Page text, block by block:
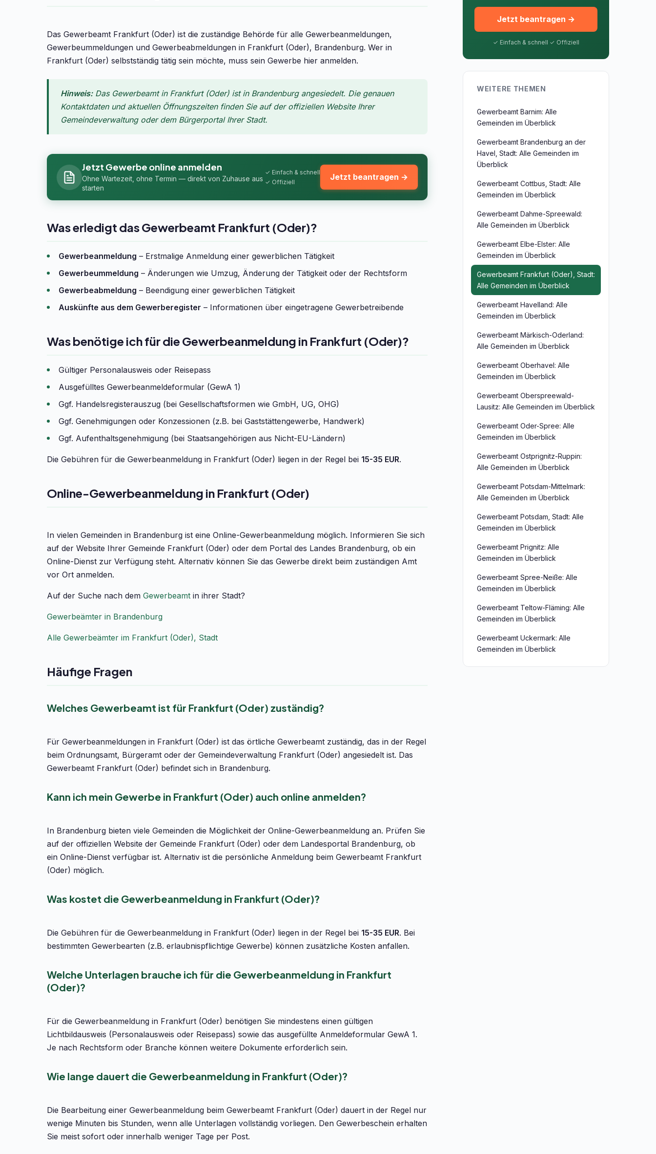
Das Gewerbeamt Frankfurt (Oder) ist die zuständige Behörde für alle Gewerbeanmeldungen,
Gewerbeummeldungen und Gewerbeabmeldungen in Frankfurt (Oder), Brandenburg. Wer in
Frankfurt (Oder) selbstständig tätig sein möchte, muss sein Gewerbe hier anmelden.
Hinweis:Das Gewerbeamt in Frankfurt (Oder) ist in Brandenburg angesiedelt. Die genauen
Kontaktdaten und aktuellen Öffnungszeiten finden Sie auf der offiziellen Website Ihrer
Gemeindeverwaltung oder dem Bürgerportal Ihrer Stadt.
Jetzt Gewerbe online anmelden
Ohne Wartezeit, ohne Termin — direkt von Zuhause aus
starten
✓ Einfach & schnell
✓ Offiziell
Jetzt beantragen →
Was erledigt das Gewerbeamt Frankfurt (Oder)?
Gewerbeanmeldung – Erstmalige Anmeldung einer gewerblichen Tätigkeit
Gewerbeummeldung – Änderungen wie Umzug, Änderung der Tätigkeit oder der Rechtsform
Gewerbeabmeldung – Beendigung einer gewerblichen Tätigkeit
Auskünfte aus dem Gewerberegister – Informationen über eingetragene Gewerbetreibende
Was benötige ich für die Gewerbeanmeldung in Frankfurt (Oder)?
Gültiger Personalausweis oder Reisepass
Ausgefülltes Gewerbeanmeldeformular (GewA 1)
Ggf. Handelsregisterauszug (bei Gesellschaftsformen wie GmbH, UG, OHG)
Ggf. Genehmigungen oder Konzessionen (z.B. bei Gaststättengewerbe, Handwerk)
Ggf. Aufenthaltsgenehmigung (bei Staatsangehörigen aus Nicht-EU-Ländern)
Die Gebühren für die Gewerbeanmeldung in Frankfurt (Oder) liegen in der Regel bei 15-35 EUR.
Online-Gewerbeanmeldung in Frankfurt (Oder)
In vielen Gemeinden in Brandenburg ist eine Online-Gewerbeanmeldung möglich. Informieren Sie sich
auf der Website Ihrer Gemeinde Frankfurt (Oder) oder dem Portal des Landes Brandenburg, ob ein
Online-Dienst zur Verfügung steht. Alternativ können Sie das Gewerbe direkt beim zuständigen Amt
vor Ort anmelden.
Auf der Suche nach dem Gewerbeamt in ihrer Stadt?
Gewerbeämter in Brandenburg
Alle Gewerbeämter im Frankfurt (Oder), Stadt
Häufige Fragen
Welches Gewerbeamt ist für Frankfurt (Oder) zuständig?
Für Gewerbeanmeldungen in Frankfurt (Oder) ist das örtliche Gewerbeamt zuständig, das in der Regel
beim Ordnungsamt, Bürgeramt oder der Gemeindeverwaltung Frankfurt (Oder) angesiedelt ist. Das
Gewerbeamt Frankfurt (Oder) befindet sich in Brandenburg.
Kann ich mein Gewerbe in Frankfurt (Oder) auch online anmelden?
In Brandenburg bieten viele Gemeinden die Möglichkeit der Online-Gewerbeanmeldung an. Prüfen Sie
auf der offiziellen Website der Gemeinde Frankfurt (Oder) oder dem Landesportal Brandenburg, ob
ein Online-Dienst verfügbar ist. Alternativ ist die persönliche Anmeldung beim Gewerbeamt Frankfurt
(Oder) möglich.
Was kostet die Gewerbeanmeldung in Frankfurt (Oder)?
Die Gebühren für die Gewerbeanmeldung in Frankfurt (Oder) liegen in der Regel bei 15-35 EUR. Bei
bestimmten Gewerbearten (z.B. erlaubnispflichtige Gewerbe) können zusätzliche Kosten anfallen.
Welche Unterlagen brauche ich für die Gewerbeanmeldung in Frankfurt
(Oder)?
Für die Gewerbeanmeldung in Frankfurt (Oder) benötigen Sie mindestens einen gültigen
Lichtbildausweis (Personalausweis oder Reisepass) sowie das ausgefüllte Anmeldeformular GewA 1.
Je nach Rechtsform oder Branche können weitere Dokumente erforderlich sein.
Wie lange dauert die Gewerbeanmeldung in Frankfurt (Oder)?
Die Bearbeitung einer Gewerbeanmeldung beim Gewerbeamt Frankfurt (Oder) dauert in der Regel nur
wenige Minuten bis Stunden, wenn alle Unterlagen vollständig vorliegen. Den Gewerbeschein erhalten
Sie meist sofort oder innerhalb weniger Tage per Post.
Jetzt beantragen →
✓ Einfach & schnell ✓ Offiziell
WEITERE THEMEN
Gewerbeamt Barnim: Alle
Gemeinden im Überblick
Gewerbeamt Brandenburg an der
Havel, Stadt: Alle Gemeinden im
Überblick
Gewerbeamt Cottbus, Stadt: Alle
Gemeinden im Überblick
Gewerbeamt Dahme-Spreewald:
Alle Gemeinden im Überblick
Gewerbeamt Elbe-Elster: Alle
Gemeinden im Überblick
Gewerbeamt Frankfurt (Oder), Stadt:
Alle Gemeinden im Überblick
Gewerbeamt Havelland: Alle
Gemeinden im Überblick
Gewerbeamt Märkisch-Oderland:
Alle Gemeinden im Überblick
Gewerbeamt Oberhavel: Alle
Gemeinden im Überblick
Gewerbeamt Oberspreewald-
Lausitz: Alle Gemeinden im Überblick
Gewerbeamt Oder-Spree: Alle
Gemeinden im Überblick
Gewerbeamt Ostprignitz-Ruppin:
Alle Gemeinden im Überblick
Gewerbeamt Potsdam-Mittelmark:
Alle Gemeinden im Überblick
Gewerbeamt Potsdam, Stadt: Alle
Gemeinden im Überblick
Gewerbeamt Prignitz: Alle
Gemeinden im Überblick
Gewerbeamt Spree-Neiße: Alle
Gemeinden im Überblick
Gewerbeamt Teltow-Fläming: Alle
Gemeinden im Überblick
Gewerbeamt Uckermark: Alle
Gemeinden im Überblick